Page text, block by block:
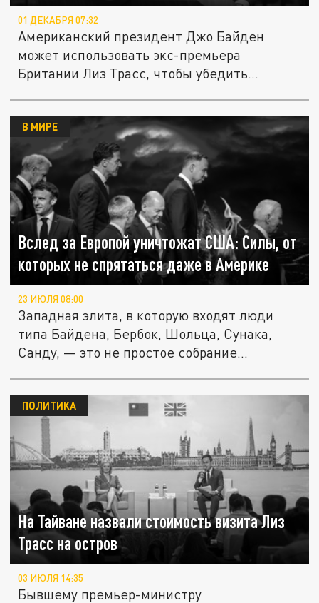
01 ДЕКАБРЯ 07:32
Американский президент Джо Байден
может использовать экс-премьера
Британии Лиз Трасс, чтобы убедить
Вслед за Европой уничтожат США: Силы, от
которых не спрятаться даже в Америке
В МИРЕ
23 ИЮЛЯ 08:00
Западная элита, в которую входят люди
типа Байдена, Бербок, Шольца, Сунака,
Санду, — это не простое собрание...
На Тайване назвали стоимость визита Лиз
Трасс на остров
ПОЛИТИКА
03 ИЮЛЯ 14:35
Бывшему премьер-министру